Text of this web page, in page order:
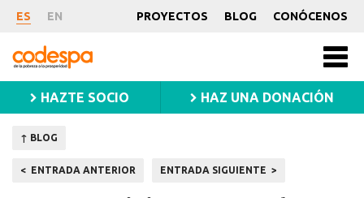
Noticia
ES EN PROYECTOS BLOG CONÓCENOS
CODESPA
HAZTE SOCIO HAZ UNA DONACIÓN
↑ BLOG
Navegación
ENTRADA ANTERIOR ENTRADA SIGUIENTE